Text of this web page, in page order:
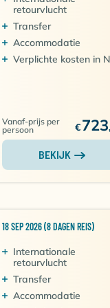
landschappen
deze
met mobula
retourvlucht
Transfer
Accommodatie
Verplichte kosten in
Vanaf-prijs per
persoon
€723
BEKIJK
18 SEP 2026 (8 DAGEN REIS)
Internationale
retourvlucht
Transfer
Accommodatie